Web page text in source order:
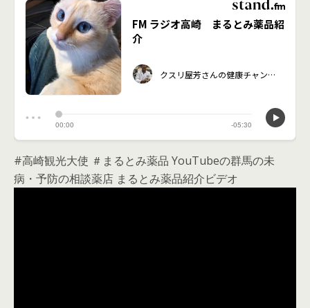
#高崎観光大使 ＃まるとみ薬品 YouTubeの群馬の未
病・予防の相談薬店 まるとみ薬品紹介ビデオ